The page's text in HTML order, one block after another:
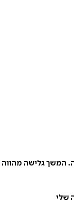
המשך גלישה מהווה
שלי